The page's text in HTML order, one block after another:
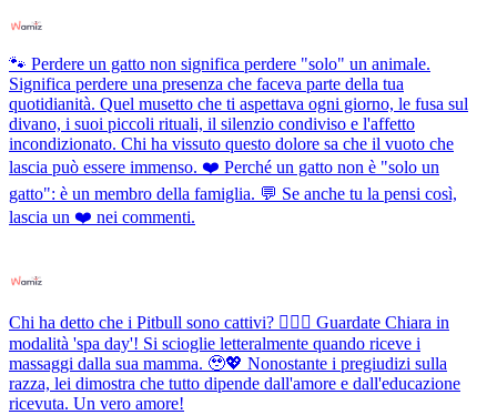
🐾 Perdere un gatto non significa perdere "solo" un animale.
Significa perdere una presenza che faceva parte della tua
quotidianità. Quel musetto che ti aspettava ogni giorno, le fusa sul
divano, i suoi piccoli rituali, il silenzio condiviso e l'affetto
incondizionato. Chi ha vissuto questo dolore sa che il vuoto che
lascia può essere immenso. ❤️ Perché un gatto non è "solo un
gatto": è un membro della famiglia. 💬 Se anche tu la pensi così,
lascia un ❤️ nei commenti.
Chi ha detto che i Pitbull sono cattivi? 💆‍♀️✨ Guardate Chiara in
modalità 'spa day'! Si scioglie letteralmente quando riceve i
massaggi dalla sua mamma. 🥹💖 Nonostante i pregiudizi sulla
razza, lei dimostra che tutto dipende dall'amore e dall'educazione
ricevuta. Un vero amore!